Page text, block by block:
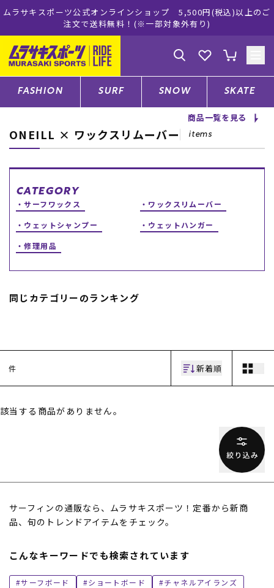
ポーツ公式オンラインショップ 5,500円(税込)以上のご
注文で送料無料！(※一部対象外有り)
ムラサキ
ゲスト様
ログイン 会員登録
店舗一覧
CATEGORY
ファッションTOP
スノーTOP
ブランド一覧
フ
ー
よくある質問
お問い合わせ
ニュース
FASHION SURF SNOW SKATE
商品一覧を見る
ONEILL × ワックスリムーバー items
CATEGORY
サーフワックス
ワックスリムーバー
ウェットシャンプー
ウェットハンガー
修理用品
同じカテゴリーのランキング
件 新着順
該当する商品がありません。
サーフィンの通販なら、ムラサキスポーツ！定番から新商
品、旬のトレンドアイテムをチェック。
こんなキーワードでも検索されています
サーフボード ショートボード
チャネルアイランズ